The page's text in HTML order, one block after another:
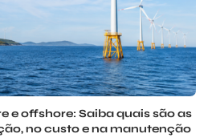
e offshore: Saiba quais são as
no custo e na manutenção